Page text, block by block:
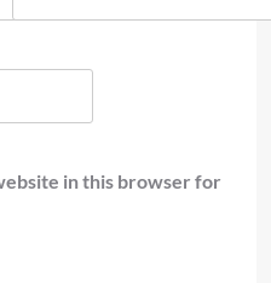
in this browser for